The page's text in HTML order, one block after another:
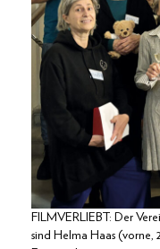
FILMVERLIEBT: Der
sind Helma Haas (vorne,